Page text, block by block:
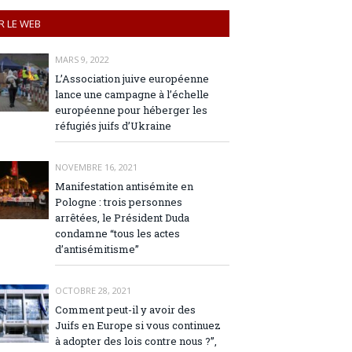
LE WEB
MARS 9, 2022
L’Association juive européenne
lance une campagne à l’échelle
européenne pour héberger les
réfugiés juifs d’Ukraine
NOVEMBRE 16, 2021
Manifestation antisémite en
Pologne : trois personnes
arrêtées, le Président Duda
condamne “tous les actes
d’antisémitisme”
OCTOBRE 28, 2021
Comment peut-il y avoir des
Juifs en Europe si vous continuez
à adopter des lois contre nous ?”,